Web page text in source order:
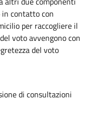
in contatto con
per raccogliere il
voto avvengono con
del voto
di consultazioni